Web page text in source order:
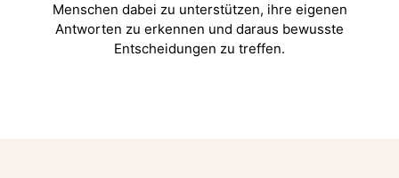
Menschen dabei zu unterstützen, ihre eigenen
Antworten zu erkennen und daraus bewusste
Entscheidungen zu treffen.